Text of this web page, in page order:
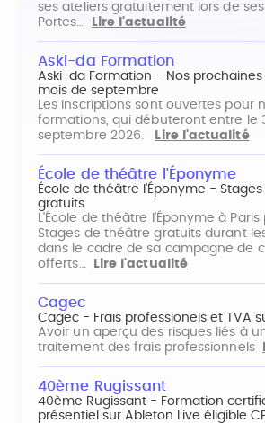
ses ateliers gratuitement lors de
Portes…
Lire l'actualité
Aski-da Formation
Aski-da Formation - Nos
mois de septembre
Les inscriptions sont ouvertes pour
formations, qui débuteront entre le
septembre 2026.
Lire l'actualité
École de théâtre l'Éponyme
École de théâtre l'Éponyme -
gratuits
L'École de théâtre l'Éponyme à
Stages de théâtre gratuits durant
dans le cadre de sa campagne de
offerts…
Lire l'actualité
Cagec
Cagec - Frais professionels et TVA
Avoir un aperçu des risques liés à
traitement des frais professionnels
40ème Rugissant
40ème Rugissant - Formation
présentiel sur Ableton Live éligible